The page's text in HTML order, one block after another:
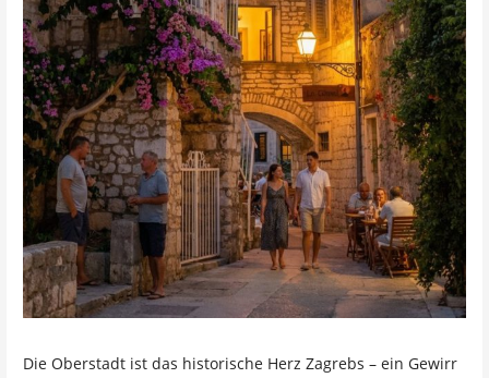
Die Oberstadt ist das historische Herz Zagrebs – ein Gewirr